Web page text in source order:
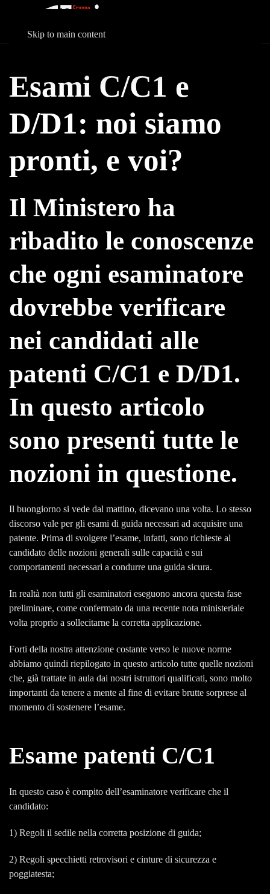
Skip to main content
Esami C/C1 e
D/D1: noi siamo
pronti, e voi?
Il Ministero ha
ribadito le conoscenze
che ogni esaminatore
dovrebbe verificare
nei candidati alle
patenti C/C1 e D/D1.
In questo articolo
sono presenti tutte le
nozioni in questione.
Il buongiorno si vede dal mattino, dicevano una volta. Lo stesso
discorso vale per gli esami di guida necessari ad acquisire una
patente. Prima di svolgere l’esame, infatti, sono richieste al
candidato delle nozioni generali sulle capacità e sui
comportamenti necessari a condurre una guida sicura.
In realtà non tutti gli esaminatori eseguono ancora questa fase
preliminare, come confermato da una recente nota ministeriale
volta proprio a sollecitarne la corretta applicazione.
Forti della nostra attenzione costante verso le nuove norme
abbiamo quindi riepilogato in questo articolo tutte quelle nozioni
che, già trattate in aula dai nostri istruttori qualificati, sono molto
importanti da tenere a mente al fine di evitare brutte sorprese al
momento di sostenere l’esame.
Esame patenti C/C1
In questo caso è compito dell’esaminatore verificare che il
candidato:
1) Regoli il sedile nella corretta posizione di guida;
2) Regoli specchietti retrovisori e cinture di sicurezza e
poggiatesta;